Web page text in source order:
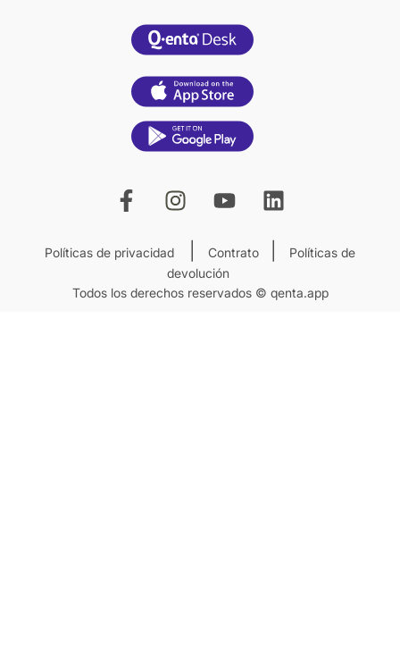
Políticas de privacidad Contrato
Políticas de
devolución
Todos los derechos reservados © qenta.app